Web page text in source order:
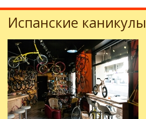
Испанские каникулы